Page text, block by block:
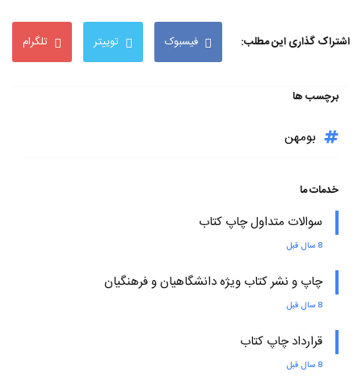
اشتراک گذاری این مطلب: فیسبوک توییتر تلگرام
برچسب ها
بومهن
خدمات ما
سوالات متداول چاپ کتاب
8 سال قبل
چاپ و نشر کتاب ویژه دانشگاهیان و فرهنگیان
8 سال قبل
قرارداد چاپ کتاب
8 سال قبل